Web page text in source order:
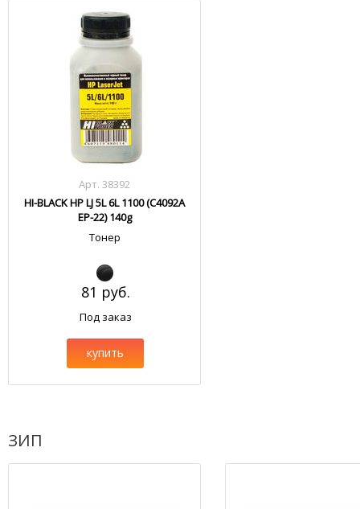
Арт. 38392
HI-BLACK HP LJ 5L 6L 1100 (C4092A
EP-22) 140g
Тонер
81 руб.
Под заказ
купить
ЗИП